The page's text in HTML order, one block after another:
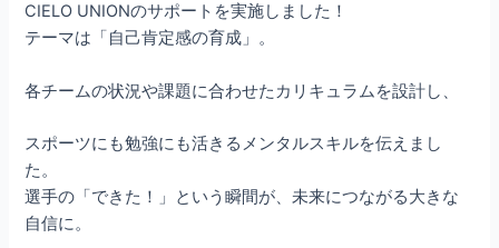
CIELO UNIONのサポートを実施しました！
テーマは「自己肯定感の育成」。
各チームの状況や課題に合わせたカリキュラムを設計し、
スポーツにも勉強にも活きるメンタルスキルを伝えまし
た。
選手の「できた！」という瞬間が、未来につながる大きな
自信に。